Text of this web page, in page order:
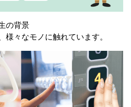
の背景
様々なモノに触れています。